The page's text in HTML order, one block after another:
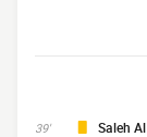
39' Saleh